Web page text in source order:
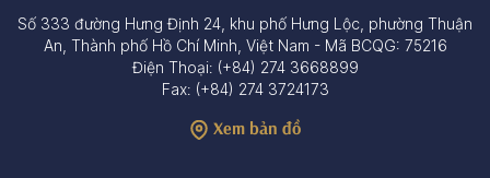
Số 333 đường Hưng Định 24, khu phố Hưng Lộc, phường Thuận
An, Thành phố Hồ Chí Minh, Việt Nam - Mã BCQG: 75216
Điện Thoại: (+84) 274 3668899
Fax: (+84) 274 3724173
Xem bản đồ